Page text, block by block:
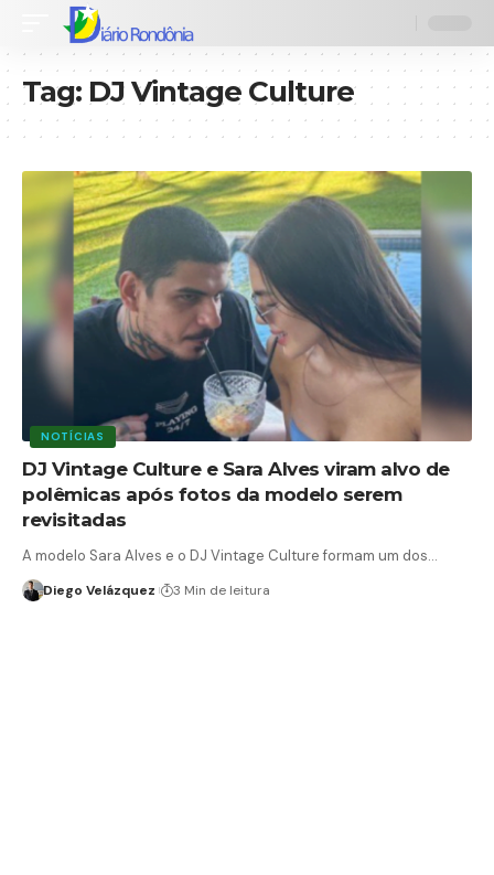
Tag: DJ Vintage Culture
NOTÍCIAS
DJ Vintage Culture e Sara Alves viram alvo de
polêmicas após fotos da modelo serem
revisitadas
A modelo Sara Alves e o DJ Vintage Culture formam um dos…
Diego Velázquez 3 Min de leitura